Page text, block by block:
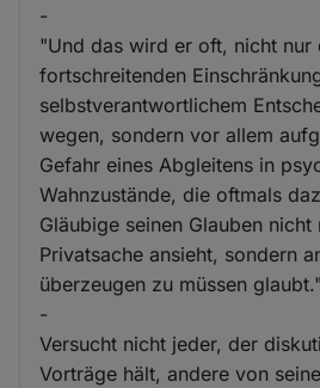
-
"Und das wird er oft, nicht nur
fortschreitenden
selbstverantwortlichem
wegen, sondern vor allem
Gefahr eines Abgleitens in
Wahnzustände, die oftmals
Gläubige seinen Glauben nicht
Privatsache ansieht, sondern
überzeugen zu müssen glaubt."
-
Versucht nicht jeder, der
Vorträge hält, andere von